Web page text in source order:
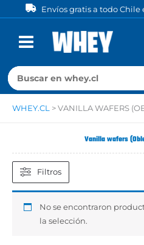
al
contenido
Envíos gratis a todo
WHEY.CL > VANILLA WAFERS
Vanilla wafers
Filtros
No se encontraron
la selección.